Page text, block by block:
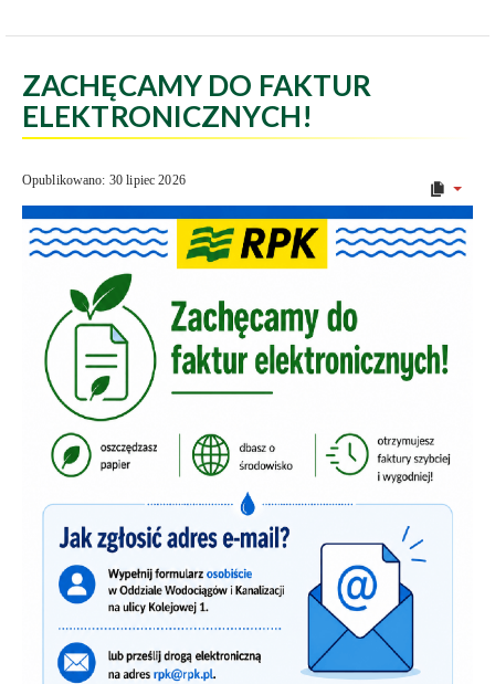
ZACHĘCAMY DO FAKTUR
ELEKTRONICZNYCH!
Opublikowano: 30 lipiec 2026